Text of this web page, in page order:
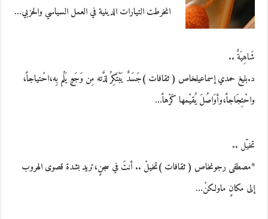
انخرطت التيارات الدينية في العمل السياسي والحزبي…
شَاهِيَةٌ ..
د.بليغ حمدي إسماعيلخاص ( ثقافات )جَسَدٌ يَبْتَكِرُ لذَّته مِن وَجَعٍ يَلُم بِه،احْتياجاً،
واحْتِجَاجاً،وأوَاصُلَ يُقيْمها كَرْهاً…
تخيّل ..
*مصطفى رجونخاص ( ثقافات )تخيلْ .. أنتَ في سجنٍ،تريد بشدة قصوى الهروب
إلى مكانٍ ماولكنْ…